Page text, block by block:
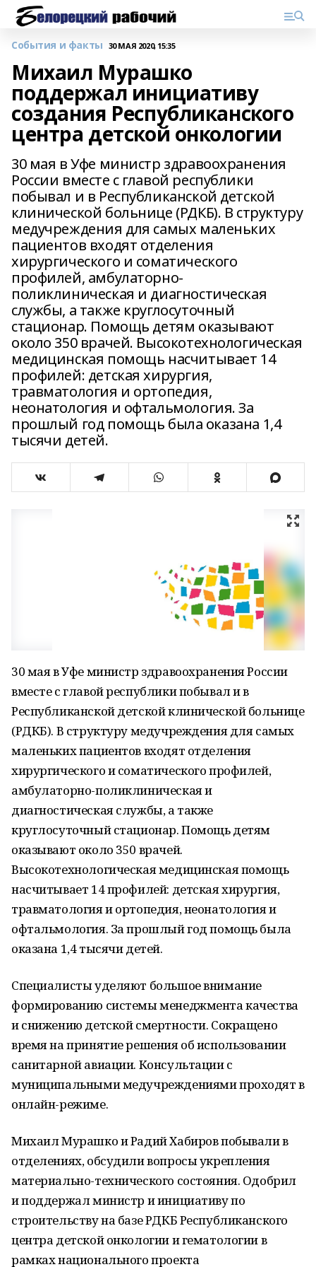
События и факты 30 МАЯ 2020, 15:35
Михаил Мурашко
поддержал инициативу
создания Республиканского
центра детской онкологии
30 мая в Уфе министр здравоохранения
России вместе с главой республики
побывал и в Республиканской детской
клинической больнице (РДКБ). В структуру
медучреждения для самых маленьких
пациентов входят отделения
хирургического и соматического
профилей, амбулаторно-
поликлиническая и диагностическая
службы, а также круглосуточный
стационар. Помощь детям оказывают
около 350 врачей. Высокотехнологическая
медицинская помощь насчитывает 14
профилей: детская хирургия,
травматология и ортопедия,
неонатология и офтальмология. За
прошлый год помощь была оказана 1,4
тысячи детей.
30 мая в Уфе министр здравоохранения России
вместе с главой республики побывал и в
Республиканской детской клинической больнице
(РДКБ). В структуру медучреждения для самых
маленьких пациентов входят отделения
хирургического и соматического профилей,
амбулаторно-поликлиническая и
диагностическая службы, а также
круглосуточный стационар. Помощь детям
оказывают около 350 врачей.
Высокотехнологическая медицинская помощь
насчитывает 14 профилей: детская хирургия,
травматология и ортопедия, неонатология и
офтальмология. За прошлый год помощь была
оказана 1,4 тысячи детей.
Специалисты уделяют большое внимание
формированию системы менеджмента качества
и снижению детской смертности. Сокращено
время на принятие решения об использовании
санитарной авиации. Консультации с
муниципальными медучреждениями проходят в
онлайн-режиме.
Михаил Мурашко и Радий Хабиров побывали в
отделениях, обсудили вопросы укрепления
материально-технического состояния. Одобрил
и поддержал министр и инициативу по
строительству на базе РДКБ Республиканского
центра детской онкологии и гематологии в
рамках национального проекта